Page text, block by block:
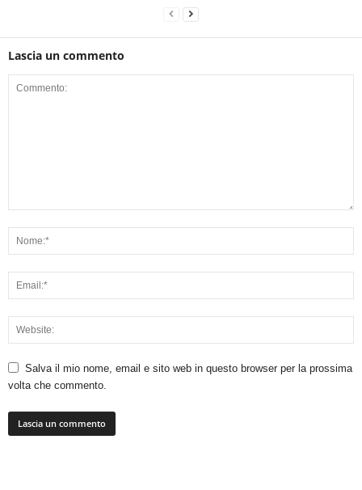
Lascia un commento
Salva il mio nome, email e sito web in questo browser per la prossima
volta che commento.